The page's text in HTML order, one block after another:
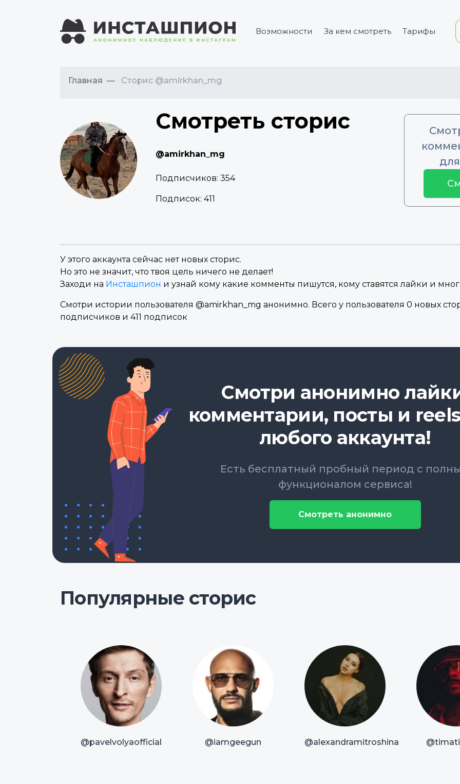
Возможности За кем смотреть Тарифы
Главная Сторис @amirkhan_mg
Смотреть сторис
@amirkhan_mg
Подписчиков: 354
Подписок: 411
У этого аккаунта сейчас нет новых сторис.
Но это не значит, что твоя цель ничего не делает!
Заходи на Инсташпион и узнай кому какие комменты пишутся, кому ставятся лайки и
Смотри истории пользователя @amirkhan_mg анонимно. Всего у пользователя 0 новых
подписчиков и 411 подписок
Смотри анонимно
комментарии, посты и
любого аккаунта!
Есть бесплатный пробный период с
функционалом сервиса!
Смотреть анонимно
Популярные сторис
@pavelvolyaofficial @iamgeegun @alexandramitroshina